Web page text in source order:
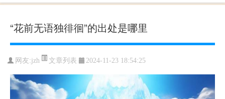
“花前无语独徘徊”的出处是哪里
网友:jzh 文章列表 2024-11-23 18:54:25